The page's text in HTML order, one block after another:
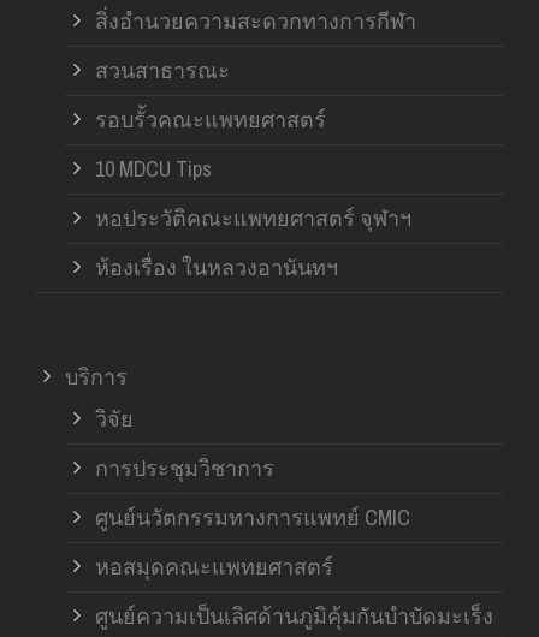
สิ่งอำนวยความสะดวกทางการกีฬา
สวนสาธารณะ
รอบรั้วคณะแพทยศาสตร์
10 MDCU Tips
หอประวัติคณะแพทยศาสตร์ จุฬาฯ
ห้องเรื่อง ในหลวงอานันทฯ
บริการ
วิจัย
การประชุมวิชาการ
ศูนย์นวัตกรรมทางการแพทย์ CMIC
หอสมุดคณะแพทยศาสตร์
ศูนย์ความเป็นเลิศด้านภูมิคุ้มกันบำบัดมะเร็ง